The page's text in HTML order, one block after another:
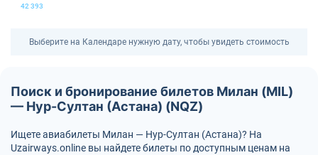
42 393
Выберите на Календаре нужную дату, чтобы увидеть стоимость
Поиск и бронирование билетов Милан (MIL)
— Нур-Султан (Астана) (NQZ)
Ищете авиабилеты Милан — Нур-Султан (Астана)? На
Uzairways.online вы найдете билеты по доступным ценам на